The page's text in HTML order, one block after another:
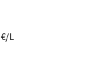
€/L